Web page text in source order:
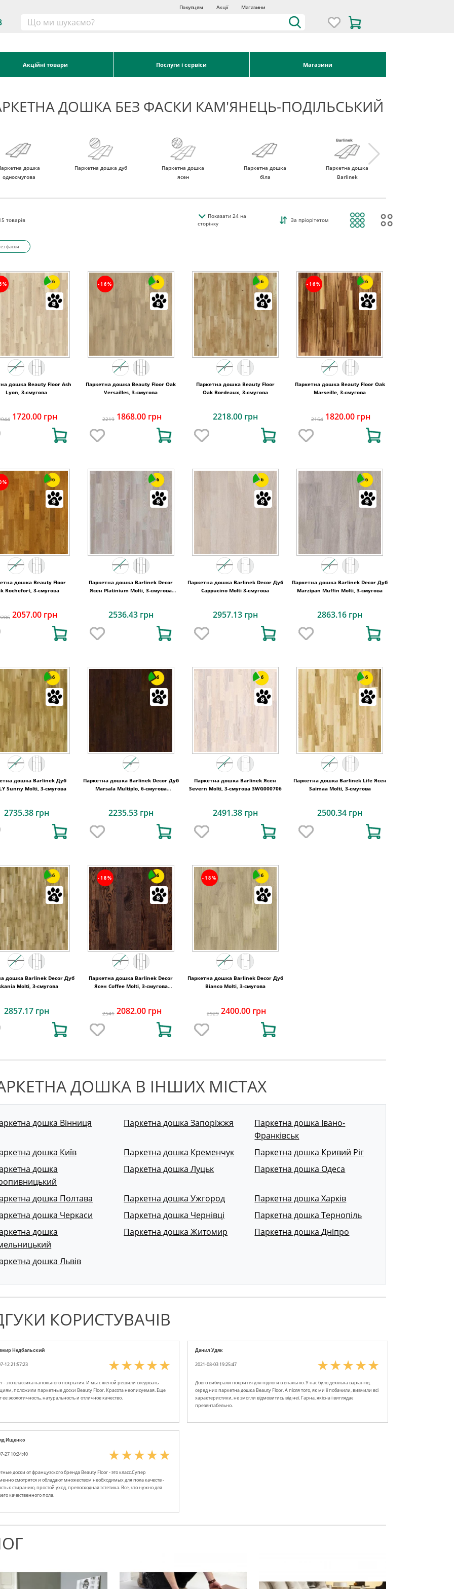
Покупцям Акції Магазини
Акційні товари Послуги і сервіси Магазини
ДОШКА БЕЗ ФАСКИ КАМ'ЯНЕЦЬ-ПОДІЛЬСЬКИЙ
дошка
односмугова
Паркетна дошка дуб
Паркетна дошка
ясен
Паркетна дошка
біла
Паркетна дошка
Barlinek
товарів
Показати24на
сторінку
За пріорітетом
фаски
6
дошка Beauty Floor Ash
Lyon, 3-смугова
1720.00 грн
-16% 6
Паркетна дошка Beauty Floor Oak
Versailles, 3-смугова
2219 1868.00 грн
6
Паркетна дошка Beauty Floor
Oak Bordeaux, 3-смугова
2218.00 грн
-16% 6
Паркетна дошка Beauty Floor Oak
Marseille, 3-смугова
2164 1820.00 грн
6
дошка Beauty Floor
Rochefort, 3-смугова
2057.00 грн
6
Паркетна дошка Barlinek Decor
Ясен Platinium Molti, 3-смугова
2536.43 грн
6
Паркетна дошка Barlinek Decor Дуб
Cappucino Molti 3-смугова
2957.13 грн
6
Паркетна дошка Barlinek Decor Дуб
Marzipan Muffin Molti, 3-смугова
2863.16 грн
6
дошка Barlinek Дуб
Sunny Molti, 3-смугова
2735.38 грн
6
Паркетна дошка Barlinek Decor Дуб
Marsala Multiplo, 6-смугова
2235.53 грн
6
Паркетна дошка Barlinek Ясен
Severn Molti, 3-смугова 3WG000706
2491.38 грн
6
Паркетна дошка Barlinek Life Ясен
Saimaa Molti, 3-смугова
2500.34 грн
6
дошка Barlinek Decor Дуб
Molti, 3-смугова
2857.17 грн
-18% 6
Паркетна дошка Barlinek Decor
Ясен Coffee Molti, 3-смугова
2541 2082.00 грн
-18% 6
Паркетна дошка Barlinek Decor Дуб
Bianco Molti, 3-смугова
2929 2400.00 грн
ДОШКА В ІНШИХ МІСТАХ
дошка Вінниця Паркетна дошка Запоріжжя
Паркетна дошка Івано-
Франківськ
дошка Київ
Паркетна дошка Кременчук
Паркетна дошка Кривий Ріг
дошка
Паркетна дошка Луцьк Паркетна дошка Одеса
дошка Полтава Паркетна дошка Ужгород
Паркетна дошка Харків
дошка Черкаси
Паркетна дошка Чернівці
Паркетна дошка Тернопіль
дошка
Паркетна дошка Житомир Паркетна дошка Дніпро
дошка Львів
КОРИСТУВАЧІВ
Недбальский
12 21:57:23
- это классика напольного покрытия. И мы с женой решили следовать
положили паркетные доски Beauty Floor. Красота неописуемая. Еще
ее экологичность, натуральность и отличное качество.
Данил Удяк
2021-08-03 19:25:47
Довго вибирали покриття для підлоги в вітальню. У нас було декілька варіантів,
серед них паркетна дошка Beauty Floor. А після того, як ми її побачили, вивчили всі
характеристики, не змогли відмовитись від неї. Гарна, якісна і виглядає
презентабельно.
Ищенко
27 10:24:40
доски от французского бренда Beauty Floor - это класс.Супер
смотрятся и обладают множеством необходимых для пола качеств -
к стиранию, простой уход, превосходная эстетика. Все, что нужно для
качественного пола.